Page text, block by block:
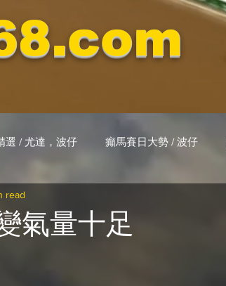
選 / 尤達，波仔 癲馬賽日大勢 / 波仔
氣量十足
read